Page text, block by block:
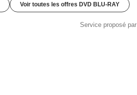
Voir toutes les offres DVD BLU-RAY
Service proposé par